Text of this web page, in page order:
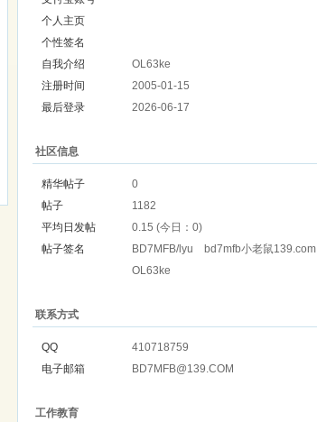
个人主页
个性签名
自我介绍
OL63ke
注册时间
2005-01-15
最后登录
2026-06-17
社区信息
精华帖子
0
帖子
1182
平均日发帖
0.15 (今日：0)
帖子签名
BD7MFB/lyu bd7mfb小老鼠139.com
OL63ke
联系方式
QQ
410718759
电子邮箱
BD7MFB@139.COM
工作教育